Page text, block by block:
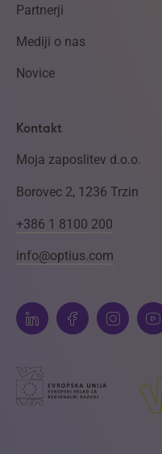
Partnerji
Mediji o nas
Novice
Kontakt
Moja zaposlitev d.o.o.
Borovec 2, 1236 Trzin
+386 1 8100 200
info@optius.com